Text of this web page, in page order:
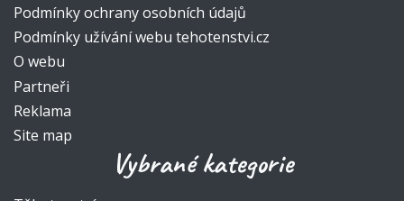
Podmínky ochrany osobních údajů
Podmínky užívání webu tehotenstvi.cz
O webu
Partneři
Reklama
Site map
Vybrané kategorie